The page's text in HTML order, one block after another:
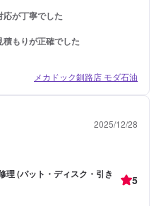
応が丁寧でした
積もりが正確でした
メカドック釧路店 モダ石油
2025/12/28
理 (パット・ディスク・引き
5